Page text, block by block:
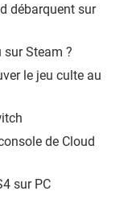
débarquent sur
sur Steam ?
le jeu culte au
de Cloud
sur PC